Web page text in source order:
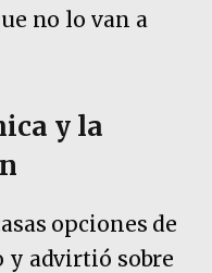
no lo van a
y la
opciones de
advirtió sobre